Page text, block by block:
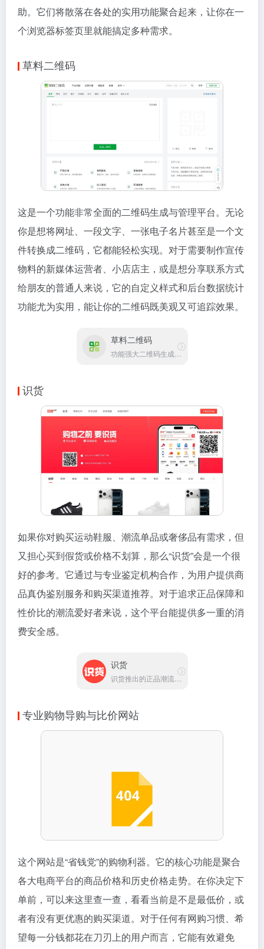
助。它们将散落在各处的实用功能聚合起来，让你在一
个浏览器标签页里就能搞定多种需求。
草料二维码
这是一个功能非常全面的二维码生成与管理平台。无论
你是想将网址、一段文字、一张电子名片甚至是一个文
件转换成二维码，它都能轻松实现。对于需要制作宣传
物料的新媒体运营者、小店店主，或是想分享联系方式
给朋友的普通人来说，它的自定义样式和后台数据统计
功能尤为实用，能让你的二维码既美观又可追踪效果。
草料二维码
功能强大二维码生成管理平台
识货
如果你对购买运动鞋服、潮流单品或奢侈品有需求，但
又担心买到假货或价格不划算，那么“识货”会是一个很
好的参考。它通过与专业鉴定机构合作，为用户提供商
品真伪鉴别服务和购买渠道推荐。对于追求正品保障和
性价比的潮流爱好者来说，这个平台能提供多一重的消
费安全感。
识货
识货推出的正品潮流装备鉴别平台
专业购物导购与比价网站
这个网站是“省钱党”的购物利器。它的核心功能是聚合
各大电商平台的商品价格和历史价格走势。在你决定下
单前，可以来这里查一查，看看当前是不是最低价，或
者有没有更优惠的购买渠道。对于任何有网购习惯、希
望每一分钱都花在刀刃上的用户而言，它能有效避免